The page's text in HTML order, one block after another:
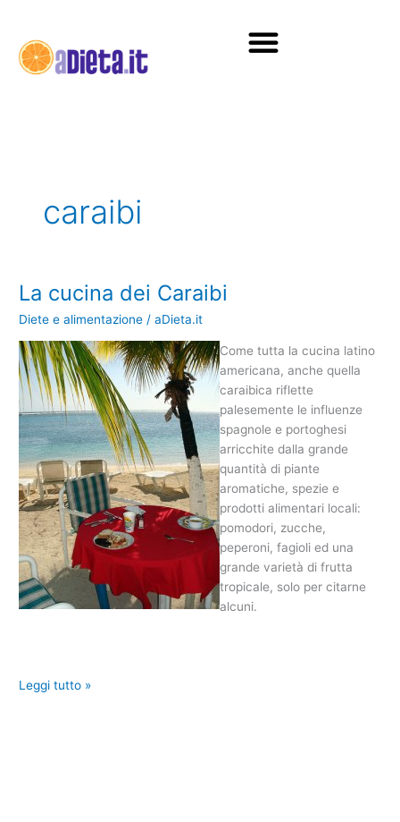
contenuto
caraibi
La cucina dei Caraibi
Diete e alimentazione /aDieta.it
Come tutta la cucina latino
americana, anche quella
caraibica riflette
palesemente le influenze
spagnole e portoghesi
arricchite dalla grande
quantità di piante
aromatiche, spezie e
prodotti alimentari locali:
pomodori, zucche,
peperoni, fagioli ed una
grande varietà di frutta
tropicale, solo per citarne
alcuni.
La
dei
Caraibi
Leggi tutto »